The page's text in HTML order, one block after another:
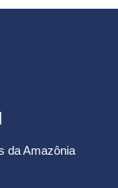
da Amazônia